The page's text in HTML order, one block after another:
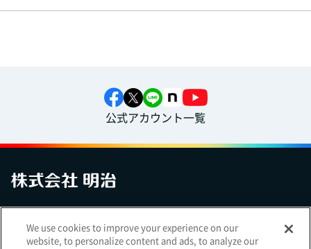
公式アカウント一覧
アクセシビリティへの対応方針ご利用規約明治グループのDX
We use cookies to improve your experience on our
website, to personalize content and ads, to analyze our